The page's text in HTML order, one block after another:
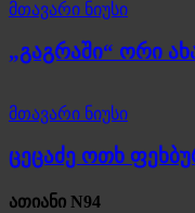
მთავარი ნიუსი
„გაგრაში“ ორი
მთავარი ნიუსი
ცეცაძე ოთხ
ათიანი N94